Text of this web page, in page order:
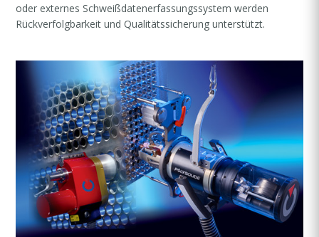
oder externes Schweißdatenerfassungssystem werden
Rückverfolgbarkeit und Qualitätssicherung unterstützt.